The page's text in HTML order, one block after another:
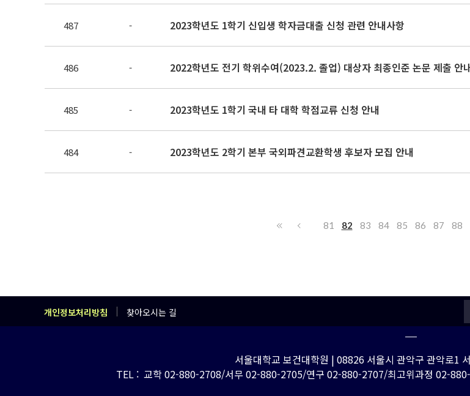
487 - 2023학년도 1학기 신입생 학자금대출 신청 관련 안내사항
486 - 2022학년도 전기 학위수여(2023.2. 졸업) 대상자 최종인준 논문 제출 안
485 - 2023학년도 1학기 국내 타 대학 학점교류 신청 안내
484 - 2023학년도 2학기 본부 국외파견교환학생 후보자 모집 안내
81 82 83 84 85 86 87 88
개인정보처리방침 찾아오시는 길
서울대학교 보건대학원 | 08826 서울시 관악구 관악로1
TEL : 교학 02-880-2708/서무 02-880-2705/연구 02-880-2707/최고위과정 02-